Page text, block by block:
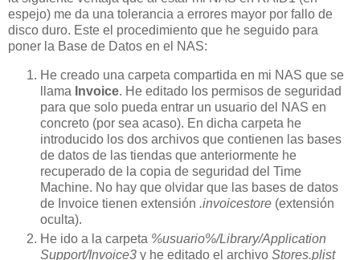
espejo) me da una tolerancia a errores mayor por fallo de
disco duro. Este el procedimiento que he seguido para
poner la Base de Datos en el NAS:
He creado una carpeta compartida en mi NAS que se
llama Invoice. He editado los permisos de seguridad
para que solo pueda entrar un usuario del NAS en
concreto (por sea acaso). En dicha carpeta he
introducido los dos archivos que contienen las bases
de datos de las tiendas que anteriormente he
recuperado de la copia de seguridad del Time
Machine. No hay que olvidar que las bases de datos
de Invoice tienen extensión .invoicestore (extensión
oculta).
He ido a la carpeta %usuario%/Library/Application
Support/Invoice3 y he editado el archivo Stores.plist